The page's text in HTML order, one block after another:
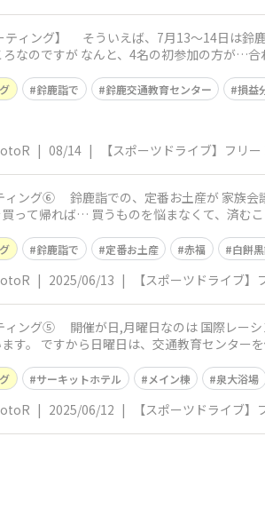
の中のミーティング 毎回7月は、参加者も少なく
なのですが なんと、4名の初参加の方が…
鈴鹿詣で 鈴鹿交通教育センター 損益
| 08/14 | 【スポーツドライブ】フリ
名・岡崎SA（上下集約）で 赤福・白餅黒
買うものを悩まなくて、済むことになりました😀 ところが、一つ大問題が
鈴鹿詣で 定番お土産 赤福 白餅
| 2025/06/13 | 【スポーツドライブ】
使用できないから 南コースも同様で、カー
ら日曜日は、交通教育センターを使ったプログラム😀 ホテルも同様、週
サーキットホテル メイン棟 泉大浴場
| 2025/06/12 | 【スポーツドライブ】